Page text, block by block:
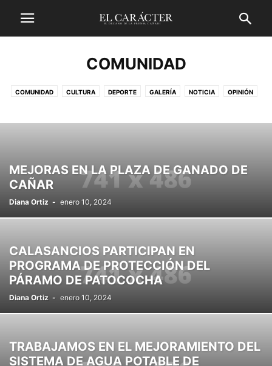
COMUNIDAD
COMUNIDAD CULTURA DEPORTE GALERÍA NOTICIA OPINIÓN
MEJORAS EN LA PLAZA DE GANADO DE
CAÑAR
Diana Ortiz - enero 10, 2024
CALASANCIOS PARTICIPAN EN
PROGRAMA DE PROTECCIÓN DEL
PÁRAMO DE PATOCOCHA
Diana Ortiz - enero 10, 2024
TRABAJAMOS EN EL MEJORAMIENTO DEL
SISTEMA DE AGUA POTABLE DE